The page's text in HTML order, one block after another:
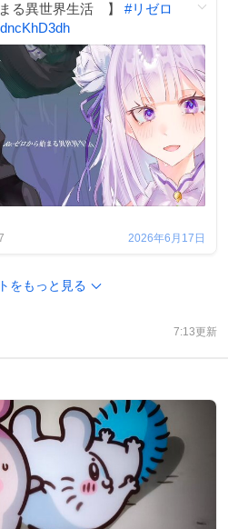
る異世界生活 】 #リゼロ
2026年6月17日
をもっと見る
7:13更新